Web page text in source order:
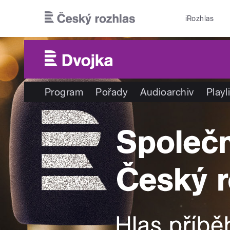
iRozhlas
Program Pořady Audioarchiv